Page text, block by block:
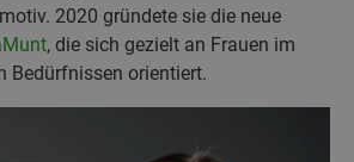
2020 gründete sie die neue
, die sich gezielt an Frauen im
Bedürfnissen orientiert.